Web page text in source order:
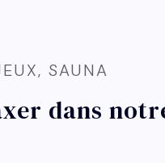
SAUNA
dans